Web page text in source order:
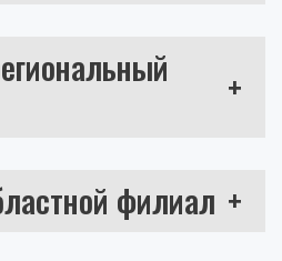
+
филиал +